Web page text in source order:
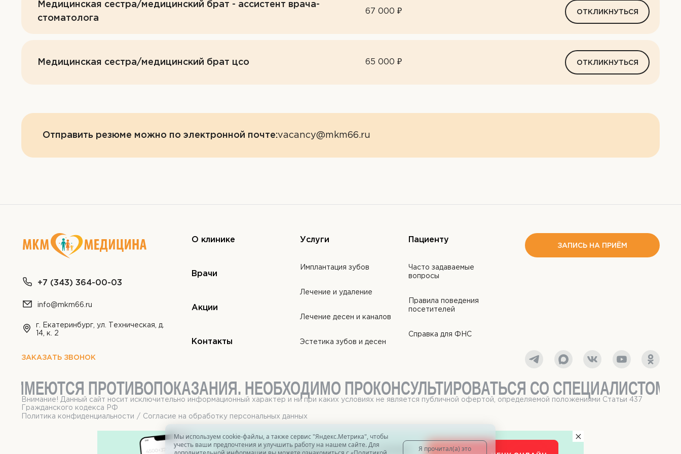
Медицинская сестра/медицинский брат - ассистент врача-
стоматолога
67 000 ₽ ОТКЛИКНУТЬСЯ
Медицинская сестра/медицинский брат цсо 65 000 ₽ ОТКЛИКНУТЬСЯ
Отправить резюме можно по электронной почте:vacancy@mkm66.ru
+7 (343) 364-00-03
info@mkm66.ru
г. Екатеринбург, ул. Техническая, д.
14, к. 2
ЗАКАЗАТЬ ЗВОНОК
О клинике
Врачи
Акции
Контакты
Услуги
Имплантация зубов
Лечение и удаление
Лечение десен и каналов
Эстетика зубов и десен
Пациенту
Часто задаваемые
вопросы
Правила поведения
посетителей
Справка для ФНС
ЗАПИСЬ НА ПРИЁМ
ИМЕЮТСЯ ПРОТИВОПОКАЗАНИЯ. НЕОБХОДИМО ПРОКОНСУЛЬТИРОВАТЬСЯ СО СПЕЦИАЛИСТОМ
Внимание! Данный сайт носит исключительно информационный характер и ни при каких условиях не является публичной офертой, определяемой положениями Статьи 437
Гражданского кодекса РФ
Политика конфиденциальности / Согласие на обработку персональных данных
Мы используем cookie-файлы, а также сервис "Яндекс.Метрика", чтобы
учесть ваши предпочтения и улучшить работу на нашем сайте. Для
Я прочитал(а) это
Рассчитайте предварительную цену, пройдя